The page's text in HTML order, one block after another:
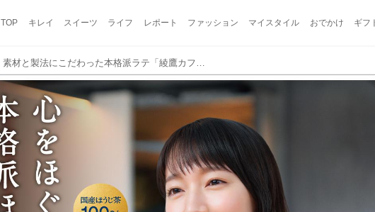
TOP キレイ スイーツ ライフ レポート ファッション マイスタイル おでかけ ギフ
【試飲レポ】素材と製法にこだわった本格派ラテ「綾鷹カフェ」シリーズに『綾鷹カフェ ほうじ茶ラテ』新登場！